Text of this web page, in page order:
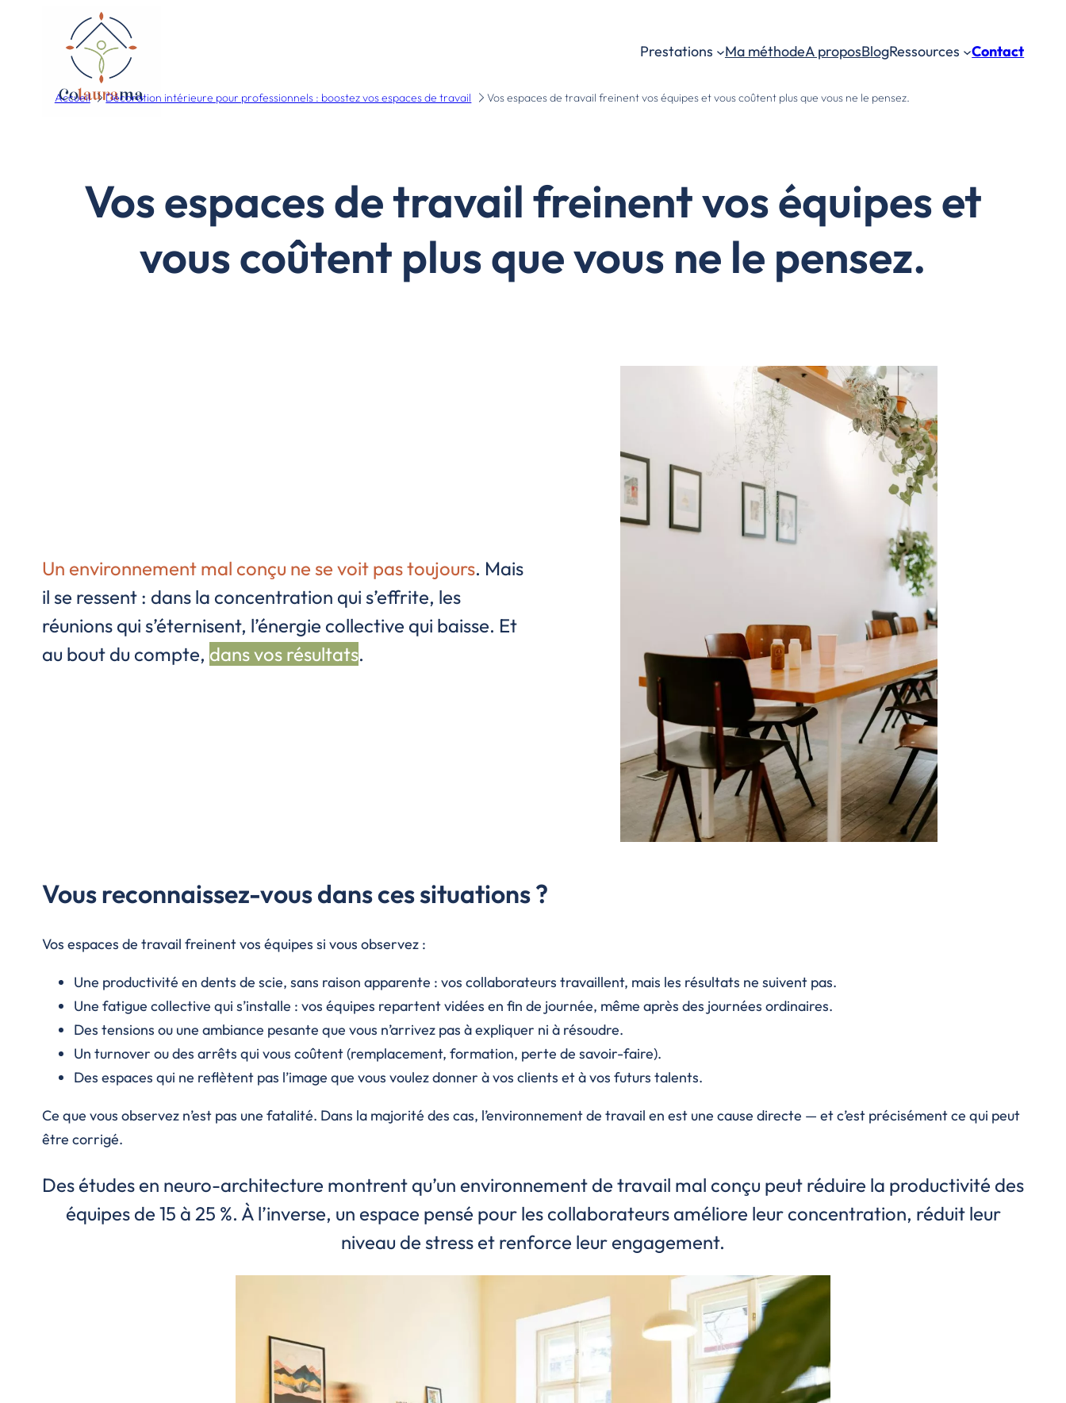
Prestations Ma méthodeA proposBlogRessources Contact
Accueil Décoration intérieure pour professionnels : boostez vos espaces de travail Vos espaces de travail freinent vos équipes et vous coûtent plus que vous ne le pensez.
Vos espaces de travail freinent vos équipes et
vous coûtent plus que vous ne le pensez.
Un environnement mal conçu ne se voit pas toujours. Mais
il se ressent : dans la concentration qui s’effrite, les
réunions qui s’éternisent, l’énergie collective qui baisse. Et
au bout du compte, dans vos résultats.
Vous reconnaissez-vous dans ces situations ?
Vos espaces de travail freinent vos équipes si vous observez :
Une productivité en dents de scie, sans raison apparente : vos collaborateurs travaillent, mais les résultats ne suivent pas.
Une fatigue collective qui s’installe : vos équipes repartent vidées en fin de journée, même après des journées ordinaires.
Des tensions ou une ambiance pesante que vous n’arrivez pas à expliquer ni à résoudre.
Un turnover ou des arrêts qui vous coûtent (remplacement, formation, perte de savoir-faire).
Des espaces qui ne reflètent pas l’image que vous voulez donner à vos clients et à vos futurs talents.
Ce que vous observez n’est pas une fatalité. Dans la majorité des cas, l’environnement de travail en est une cause directe — et c’est précisément ce qui peut
être corrigé.
Des études en neuro-architecture montrent qu’un environnement de travail mal conçu peut réduire la productivité des
équipes de 15 à 25 %. À l’inverse, un espace pensé pour les collaborateurs améliore leur concentration, réduit leur
niveau de stress et renforce leur engagement.